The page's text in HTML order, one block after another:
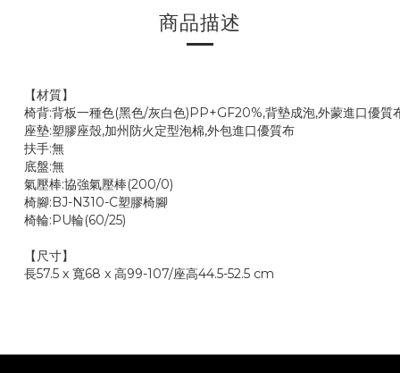
商品描述
【材質】
椅背:背板一種色(黑色/灰白色)PP+GF20%,背
座墊:塑膠座殼,加州防火定型泡棉,外包進口優質布
扶手:無
底盤:無
氣壓棒:協強氣壓棒(200/0)
椅腳:BJ-N310-C塑膠椅腳
椅輪:PU輪(60/25)
【尺寸】
長57.5 x 寬68 x 高99-107/座高44.5-52.5 cm